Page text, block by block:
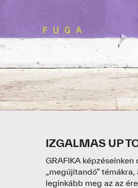
IZGALMAS UP
GRAFIKA
„megújítandó”
leginkább meg az az